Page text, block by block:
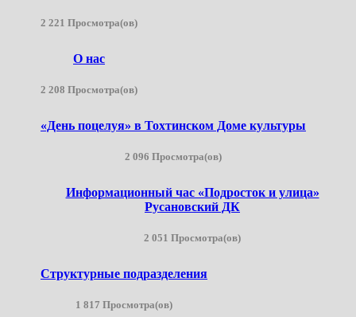
2 221 Просмотра(ов)
О нас
2 208 Просмотра(ов)
«День поцелуя» в Тохтинском Доме культуры
2 096 Просмотра(ов)
Информационный час «Подросток и улица»
Русановский ДК
2 051 Просмотра(ов)
Структурные подразделения
1 817 Просмотра(ов)